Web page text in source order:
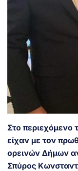
Στο περιεχόμενο
είχαν με τον
ορεινών Δήμων
Σπύρος